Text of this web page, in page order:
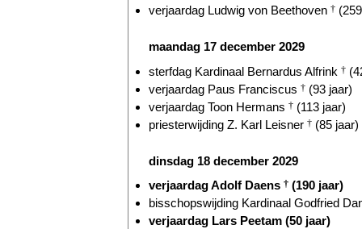
verjaardag Ludwig von Beethoven †
maandag 17 december 2029
sterfdag Kardinaal Bernardus Alfrink †
verjaardag Paus Franciscus † (93 jaar)
verjaardag Toon Hermans † (113 jaar)
priesterwijding Z. Karl Leisner † (85 jaar)
dinsdag 18 december 2029
verjaardag Adolf Daens † (190 jaar)
bisschopswijding Kardinaal Godfried
verjaardag Lars Peetam (50 jaar)